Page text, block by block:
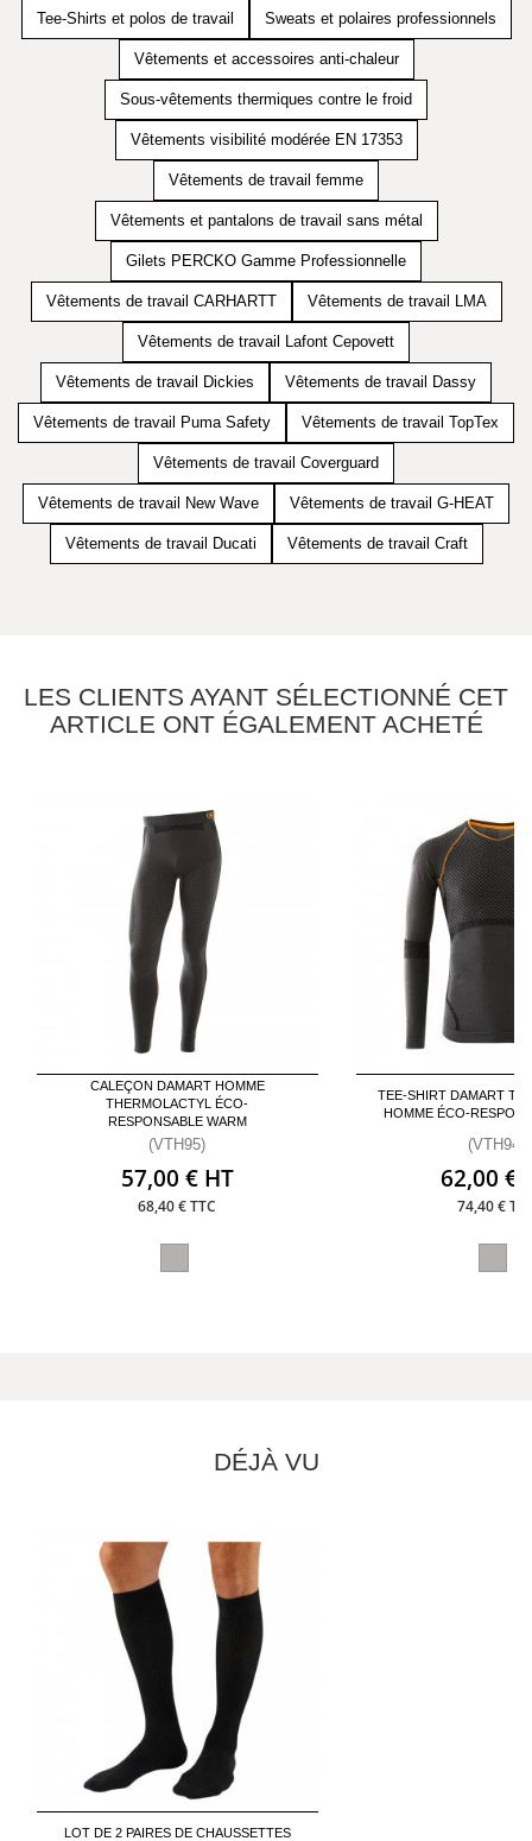
Tee-Shirts et polos de travail Sweats et polaires professionnels
Vêtements et accessoires anti-chaleur
Sous-vêtements thermiques contre le froid
Vêtements visibilité modérée EN 17353
Vêtements de travail femme
Vêtements et pantalons de travail sans métal
Gilets PERCKO Gamme Professionnelle
Vêtements de travail CARHARTT Vêtements de travail LMA
Vêtements de travail Lafont Cepovett
Vêtements de travail Dickies Vêtements de travail Dassy
Vêtements de travail Puma Safety Vêtements de travail TopTex
Vêtements de travail Coverguard
Vêtements de travail New Wave Vêtements de travail G-HEAT
Vêtements de travail Ducati Vêtements de travail Craft
LES CLIENTS AYANT SÉLECTIONNÉ CET
ARTICLE ONT ÉGALEMENT ACHETÉ
CALEÇON DAMART HOMME
THERMOLACTYL ÉCO-
RESPONSABLE WARM
(VTH95)
57,00 € HT
68,40 € TTC
TEE-SHIRT DAMART
HOMME ÉCO-
(VTH94)
62,00 €
74,40 €
DÉJÀ VU
LOT DE 2 PAIRES DE CHAUSSETTES